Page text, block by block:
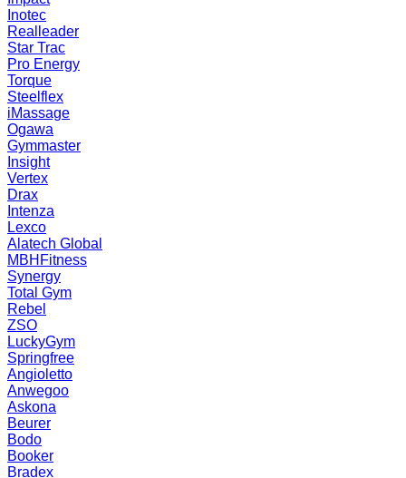
Inotec
Realleader
Star Trac
Pro Energy
Torque
Steelflex
iMassage
Ogawa
Gymmaster
Insight
Vertex
Drax
Intenza
Lexco
Alatech Global
MBHFitness
Synergy
Total Gym
Rebel
ZSO
LuckyGym
Springfree
Angioletto
Anwegoo
Askona
Beurer
Bodo
Booker
Bradex